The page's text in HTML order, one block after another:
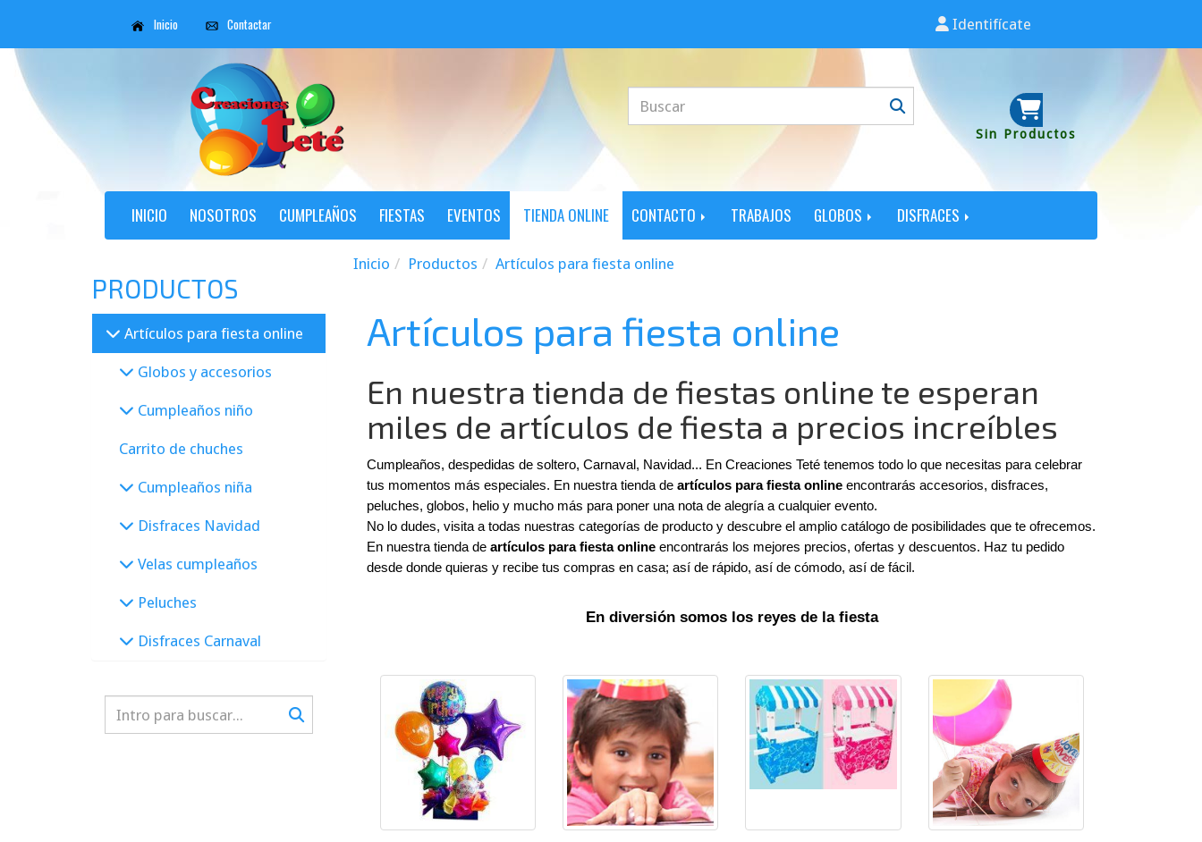
Inicio Contactar Identifícate
Sin Productos
INICIO NOSOTROS CUMPLEAÑOS FIESTAS EVENTOS TIENDA ONLINE CONTACTO TRABAJOS GLOBOS DISFRACES
Inicio Productos Artículos para fiesta online
Artículos para fiesta online
En nuestra tienda de fiestas online te esperan
miles de artículos de fiesta a precios increíbles
Cumpleaños, despedidas de soltero, Carnaval, Navidad... En Creaciones Teté tenemos todo lo que necesitas para celebrar
tus momentos más especiales. En nuestra tienda de artículos para fiesta online encontrarás accesorios, disfraces,
peluches, globos, helio y mucho más para poner una nota de alegría a cualquier evento.
No lo dudes, visita a todas nuestras categorías de producto y descubre el amplio catálogo de posibilidades que te ofrecemos.
En nuestra tienda de artículos para fiesta online encontrarás los mejores precios, ofertas y descuentos. Haz tu pedido
desde donde quieras y recibe tus compras en casa; así de rápido, así de cómodo, así de fácil.
En diversión somos los reyes de la fiesta
PRODUCTOS
Artículos para fiesta online
Globos y accesorios
Cumpleaños niño
Carrito de chuches
Cumpleaños niña
Disfraces Navidad
Velas cumpleaños
Peluches
Disfraces Carnaval